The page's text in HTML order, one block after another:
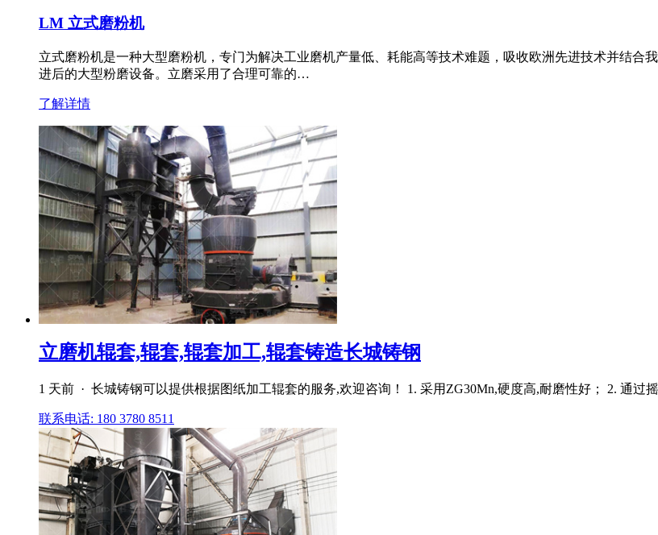
LM 立式磨粉机
立式磨粉机是一种大型磨粉机，专门为解决工业磨机产量低、耗能高等技术难题，吸收欧洲先进技术并结合
进后的大型粉磨设备。立磨采用了合理可靠的…
了解详情
立磨机辊套,辊套,辊套加工,辊套铸造长城铸钢
1 天前 · 长城铸钢可以提供根据图纸加工辊套的服务,欢迎咨询！ 1. 采用ZG30Mn,硬度高,耐磨性好； 2. 通
联系电话: 180 3780 8511